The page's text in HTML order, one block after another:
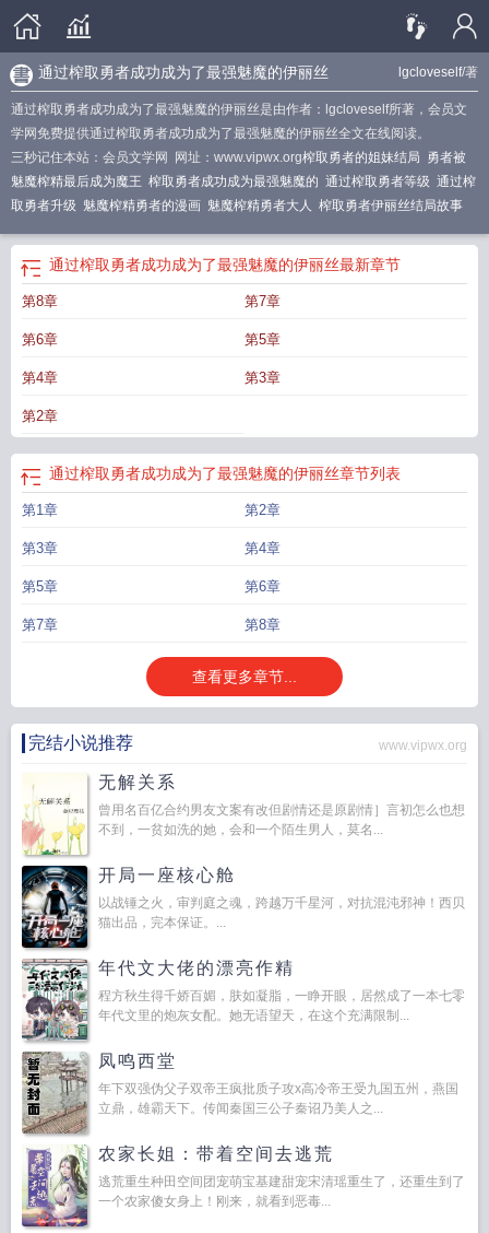
lgcloveself/著
通过榨取勇者成功成为了最强魅魔的伊丽丝
通过榨取勇者成功成为了最强魅魔的伊丽丝是由作者：lgcloveself所著，会员文
学网免费提供通过榨取勇者成功成为了最强魅魔的伊丽丝全文在线阅读。
三秒记住本站：会员文学网 网址：www.vipwx.org榨取勇者的姐妹结局
勇者被
魅魔榨精最后成为魔王 榨取勇者成功成为最强魅魔的 通过榨取勇者等级 通过榨
取勇者升级 魅魔榨精勇者的漫画 魅魔榨精勇者大人 榨取勇者伊丽丝结局故事
通过榨取勇者成功成为了最强魅魔的伊丽丝最新章节
第8章 第7章
第6章 第5章
第4章 第3章
第2章
通过榨取勇者成功成为了最强魅魔的伊丽丝章节列表
第1章 第2章
第3章 第4章
第5章 第6章
第7章 第8章
查看更多章节...
完结小说推荐 www.vipwx.org
无解关系
曾用名百亿合约男友文案有改但剧情还是原剧情］言初怎么也想
不到，一贫如洗的她，会和一个陌生男人，莫名...
开局一座核心舱
以战锤之火，审判庭之魂，跨越万千星河，对抗混沌邪神！西贝
猫出品，完本保证。...
年代文大佬的漂亮作精
程方秋生得千娇百媚，肤如凝脂，一睁开眼，居然成了一本七零
年代文里的炮灰女配。她无语望天，在这个充满限制...
凤鸣西堂
年下双强伪父子双帝王疯批质子攻x高冷帝王受九国五州，燕国
立鼎，雄霸天下。传闻秦国三公子秦诏乃美人之...
农家长姐：带着空间去逃荒
逃荒重生种田空间团宠萌宝基建甜宠宋清瑶重生了，还重生到了
一个农家傻女身上！刚来，就看到恶毒...